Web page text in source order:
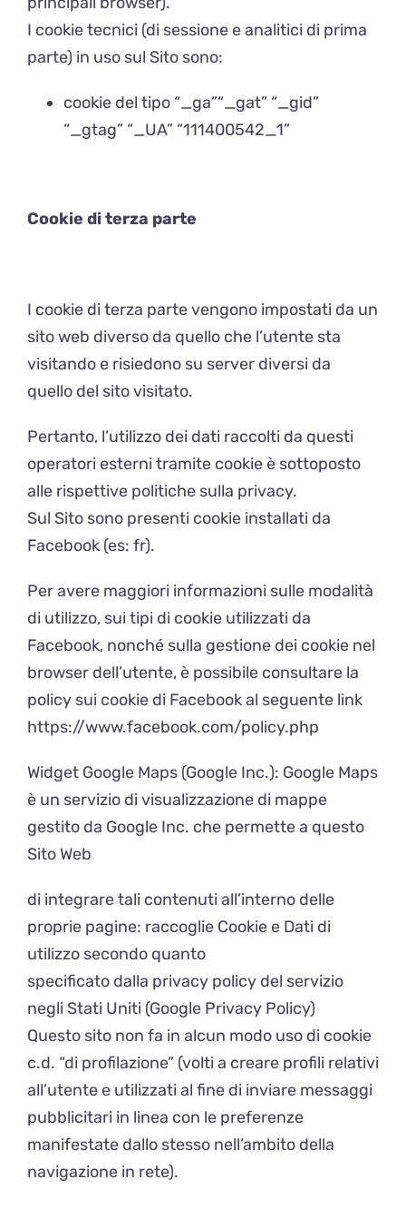
I cookie tecnici (di sessione e analitici di prima
parte) in uso sul Sito sono:
cookie del tipo “_ga”“_gat” “_gid”
“_gtag” “_UA” “111400542_1”
Cookie di terza parte
I cookie di terza parte vengono impostati da un
sito web diverso da quello che l’utente sta
visitando e risiedono su server diversi da
quello del sito visitato.
Pertanto, l’utilizzo dei dati raccolti da questi
operatori esterni tramite cookie è sottoposto
alle rispettive politiche sulla privacy.
Sul Sito sono presenti cookie installati da
Facebook (es: fr).
Per avere maggiori informazioni sulle modalità
di utilizzo, sui tipi di cookie utilizzati da
Facebook, nonché sulla gestione dei cookie nel
browser dell’utente, è possibile consultare la
policy sui cookie di Facebook al seguente link
https://www.facebook.com/policy.php
Widget Google Maps (Google Inc.): Google Maps
è un servizio di visualizzazione di mappe
gestito da Google Inc. che permette a questo
Sito Web
di integrare tali contenuti all’interno delle
proprie pagine: raccoglie Cookie e Dati di
utilizzo secondo quanto
specificato dalla privacy policy del servizio
negli Stati Uniti (Google Privacy Policy)
Questo sito non fa in alcun modo uso di cookie
c.d. “di profilazione” (volti a creare profili relativi
all’utente e utilizzati al fine di inviare messaggi
pubblicitari in linea con le preferenze
manifestate dallo stesso nell’ambito della
navigazione in rete).